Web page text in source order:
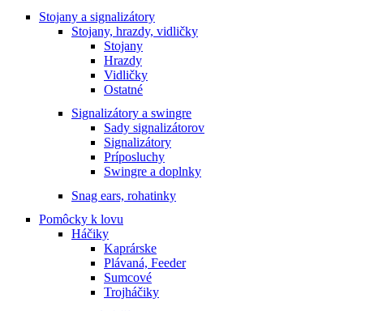
Stojany a signalizátory
Stojany, hrazdy, vidličky
Stojany
Hrazdy
Vidličky
Ostatné
Signalizátory a swingre
Sady signalizátorov
Signalizátory
Príposluchy
Swingre a doplnky
Snag ears, rohatinky
Pomôcky k lovu
Háčiky
Kaprárske
Plávaná, Feeder
Sumcové
Trojháčiky